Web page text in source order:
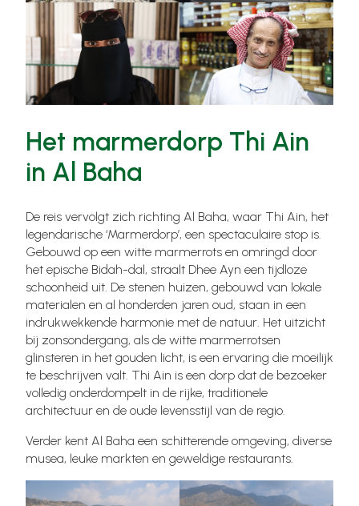
Het marmerdorp Thi Ain
in Al Baha
De reis vervolgt zich richting Al Baha, waar Thi Ain, het
legendarische ‘Marmerdorp’, een spectaculaire stop is.
Gebouwd op een witte marmerrots en omringd door
het epische Bidah-dal, straalt Dhee Ayn een tijdloze
schoonheid uit. De stenen huizen, gebouwd van lokale
materialen en al honderden jaren oud, staan in een
indrukwekkende harmonie met de natuur. Het uitzicht
bij zonsondergang, als de witte marmerrotsen
glinsteren in het gouden licht, is een ervaring die moeilijk
te beschrijven valt. Thi Ain is een dorp dat de bezoeker
volledig onderdompelt in de rijke, traditionele
architectuur en de oude levensstijl van de regio.
Verder kent Al Baha een schitterende omgeving, diverse
musea, leuke markten en geweldige restaurants.